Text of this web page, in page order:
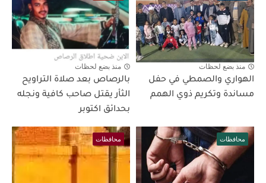
منذ بضع لحظات
الهواري والصمطي في حفل
مساندة وتكريم ذوي الهمم
منذ بضع لحظات
بالرصاص بعد صلاة التراويح
الثأر يقتل صاحب كافية ونجله
بحدائق اكتوبر
محافظات محافظات